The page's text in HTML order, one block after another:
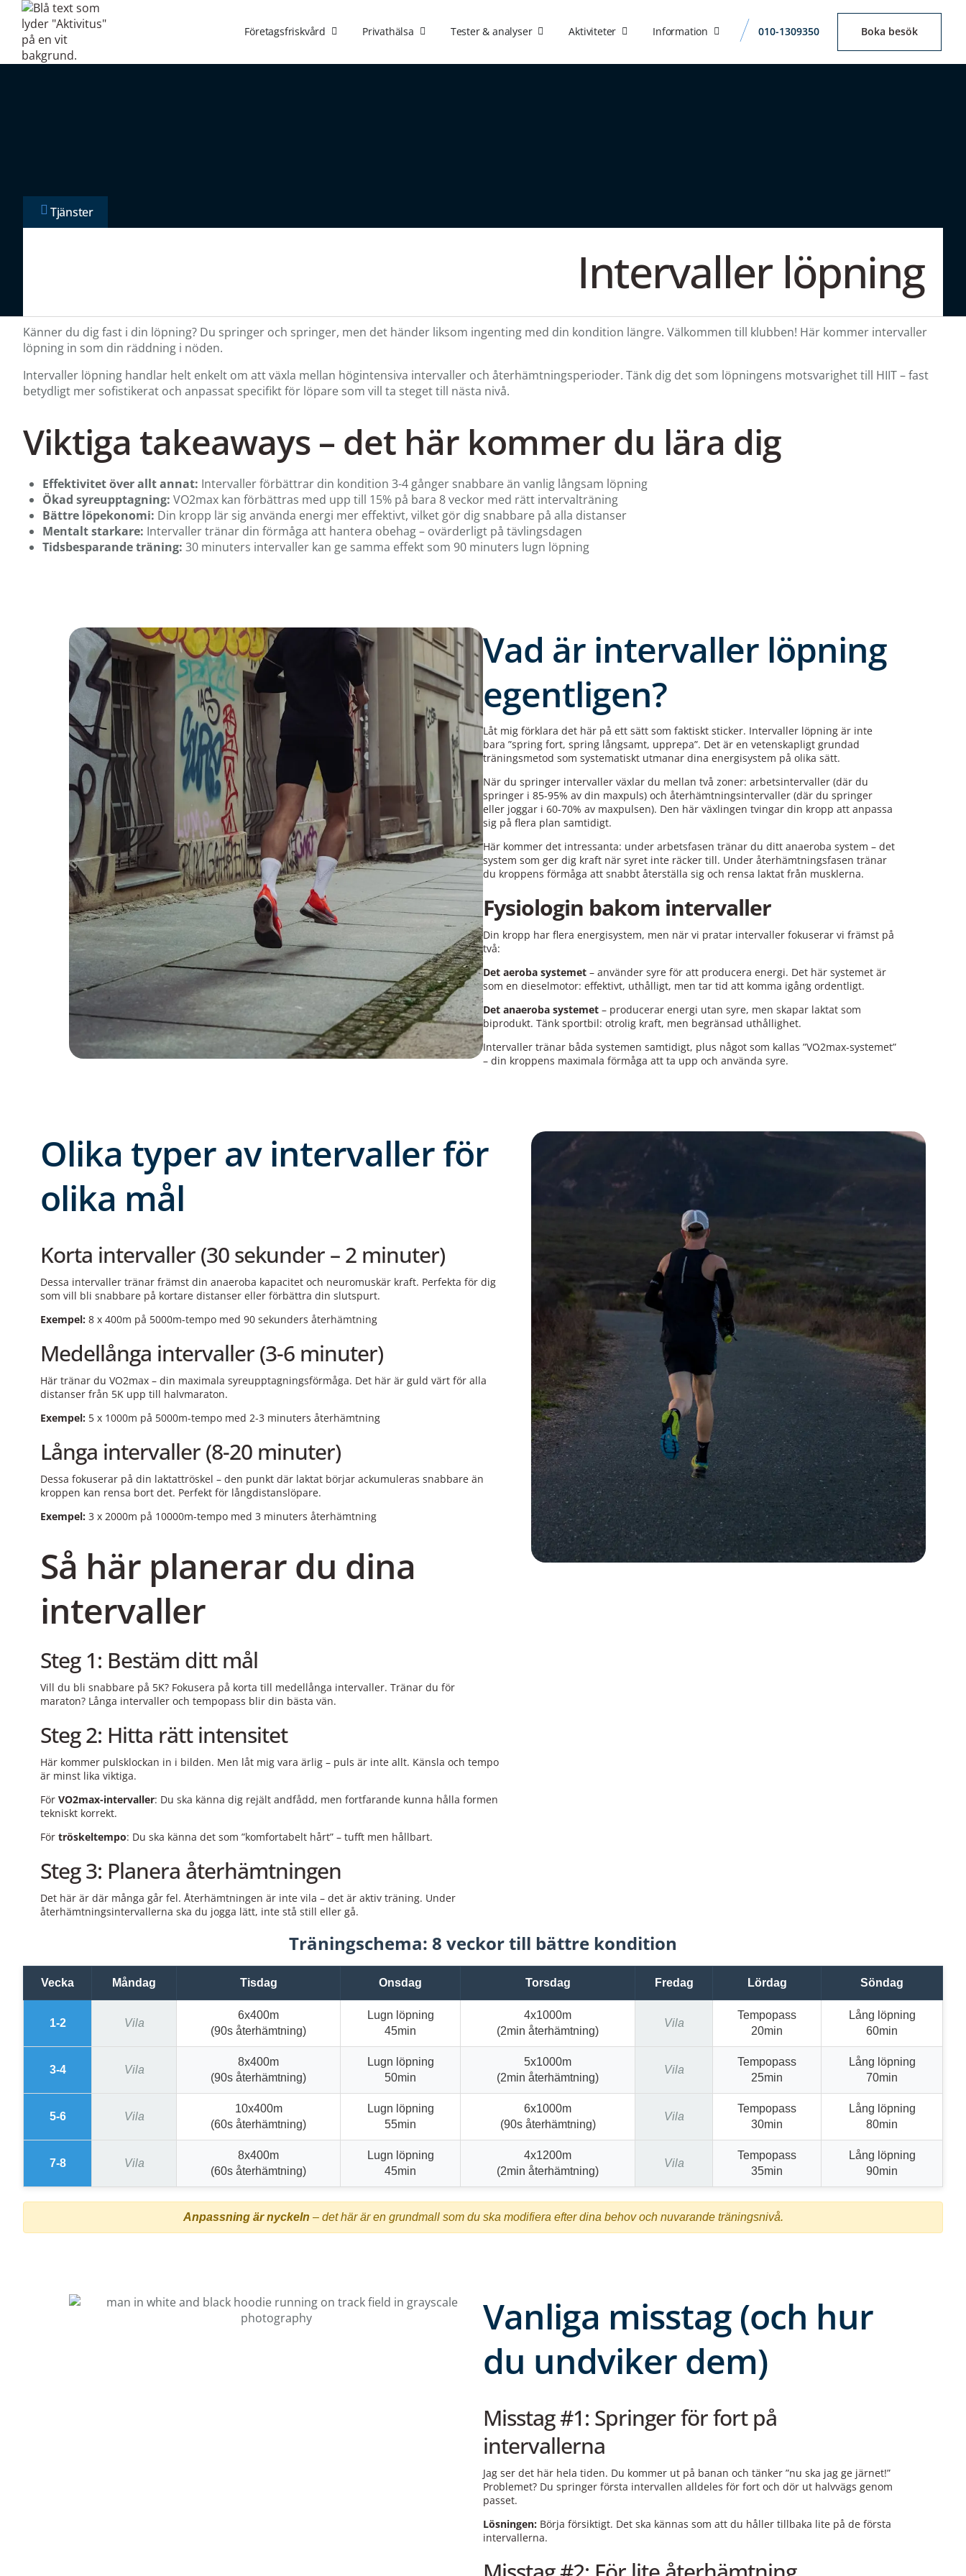
Företagsfriskvård Privathälsa Tester & analyser Aktiviteter Information 010-1309350 Boka besök
Tjänster
Intervaller löpning
Känner du dig fast i din löpning? Du springer och springer, men det händer liksom ingenting med din kondition längre. Välkommen till klubben! Här kommer intervaller
löpning in som din räddning i nöden.
Intervaller löpning handlar helt enkelt om att växla mellan högintensiva intervaller och återhämtningsperioder. Tänk dig det som löpningens motsvarighet till HIIT – fast
betydligt mer sofistikerat och anpassat specifikt för löpare som vill ta steget till nästa nivå.
Viktiga takeaways – det här kommer du lära dig
Effektivitet över allt annat: Intervaller förbättrar din kondition 3-4 gånger snabbare än vanlig långsam löpning
Ökad syreupptagning: VO2max kan förbättras med upp till 15% på bara 8 veckor med rätt intervalträning
Bättre löpekonomi: Din kropp lär sig använda energi mer effektivt, vilket gör dig snabbare på alla distanser
Mentalt starkare: Intervaller tränar din förmåga att hantera obehag – ovärderligt på tävlingsdagen
Tidsbesparande träning: 30 minuters intervaller kan ge samma effekt som 90 minuters lugn löpning
Vad är intervaller löpning
egentligen?
Låt mig förklara det här på ett sätt som faktiskt sticker. Intervaller löpning är inte
bara ”spring fort, spring långsamt, upprepa”. Det är en vetenskapligt grundad
träningsmetod som systematiskt utmanar dina energisystem på olika sätt.
När du springer intervaller växlar du mellan två zoner: arbetsintervaller (där du
springer i 85-95% av din maxpuls) och återhämtningsintervaller (där du springer
eller joggar i 60-70% av maxpulsen). Den här växlingen tvingar din kropp att anpassa
sig på flera plan samtidigt.
Här kommer det intressanta: under arbetsfasen tränar du ditt anaeroba system – det
system som ger dig kraft när syret inte räcker till. Under återhämtningsfasen tränar
du kroppens förmåga att snabbt återställa sig och rensa laktat från musklerna.
Fysiologin bakom intervaller
Din kropp har flera energisystem, men när vi pratar intervaller fokuserar vi främst på
två:
Det aeroba systemet – använder syre för att producera energi. Det här systemet är
som en dieselmotor: effektivt, uthålligt, men tar tid att komma igång ordentligt.
Det anaeroba systemet – producerar energi utan syre, men skapar laktat som
biprodukt. Tänk sportbil: otrolig kraft, men begränsad uthållighet.
Intervaller tränar båda systemen samtidigt, plus något som kallas ”VO2max-systemet”
– din kroppens maximala förmåga att ta upp och använda syre.
Olika typer av intervaller för
olika mål
Korta intervaller (30 sekunder – 2 minuter)
Dessa intervaller tränar främst din anaeroba kapacitet och neuromuskär kraft. Perfekta för dig
som vill bli snabbare på kortare distanser eller förbättra din slutspurt.
Exempel: 8 x 400m på 5000m-tempo med 90 sekunders återhämtning
Medellånga intervaller (3-6 minuter)
Här tränar du VO2max – din maximala syreupptagningsförmåga. Det här är guld värt för alla
distanser från 5K upp till halvmaraton.
Exempel: 5 x 1000m på 5000m-tempo med 2-3 minuters återhämtning
Långa intervaller (8-20 minuter)
Dessa fokuserar på din laktattröskel – den punkt där laktat börjar ackumuleras snabbare än
kroppen kan rensa bort det. Perfekt för långdistanslöpare.
Exempel: 3 x 2000m på 10000m-tempo med 3 minuters återhämtning
Så här planerar du dina
intervaller
Steg 1: Bestäm ditt mål
Vill du bli snabbare på 5K? Fokusera på korta till medellånga intervaller. Tränar du för
maraton? Långa intervaller och tempopass blir din bästa vän.
Steg 2: Hitta rätt intensitet
Här kommer pulsklockan in i bilden. Men låt mig vara ärlig – puls är inte allt. Känsla och tempo
är minst lika viktiga.
FörVO2max-intervaller: Du ska känna dig rejält andfådd, men fortfarande kunna hålla formen
tekniskt korrekt.
Förtröskeltempo: Du ska känna det som ”komfortabelt hårt” – tufft men hållbart.
Steg 3: Planera återhämtningen
Det här är där många går fel. Återhämtningen är inte vila – det är aktiv träning. Under
återhämtningsintervallerna ska du jogga lätt, inte stå still eller gå.
Träningschema: 8 veckor till bättre kondition
Vecka Måndag Tisdag Onsdag Torsdag Fredag Lördag Söndag
1-2 Vila
6x400m
(90s återhämtning)
Lugn löpning
45min
4x1000m
(2min återhämtning)
Vila
Tempopass
20min
Lång löpning
60min
3-4 Vila
8x400m
(90s återhämtning)
Lugn löpning
50min
5x1000m
(2min återhämtning)
Vila
Tempopass
25min
Lång löpning
70min
5-6 Vila
10x400m
(60s återhämtning)
Lugn löpning
55min
6x1000m
(90s återhämtning)
Vila
Tempopass
30min
Lång löpning
80min
7-8 Vila
8x400m
(60s återhämtning)
Lugn löpning
45min
4x1200m
(2min återhämtning)
Vila
Tempopass
35min
Lång löpning
90min
Anpassning är nyckeln – det här är en grundmall som du ska modifiera efter dina behov och nuvarande träningsnivå.
Vanliga misstag (och hur
du undviker dem)
Misstag #1: Springer för fort på
intervallerna
Jag ser det här hela tiden. Du kommer ut på banan och tänker ”nu ska jag ge järnet!”
Problemet? Du springer första intervallen alldeles för fort och dör ut halvvägs genom
passet.
Lösningen: Börja försiktigt. Det ska kännas som att du håller tillbaka lite på de första
intervallerna.